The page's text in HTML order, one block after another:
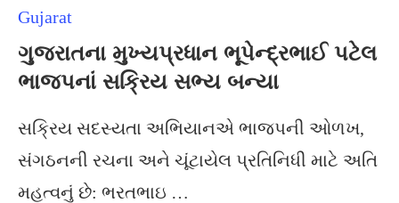
Gujarat
ગુજરાતના મુખ્યપ્રધાન ભૂપેન્દ્રભાઈ પટેલ
ભાજપનાં સક્રિય સભ્ય બન્યા
સક્રિય સદસ્યતા અભિયાનએ ભાજપની ઓળખ,
સંગઠનની રચના અને ચૂંટાયેલ પ્રતિનિધી માટે અતિ
મહત્વનું છે: ભરતભાઇ …